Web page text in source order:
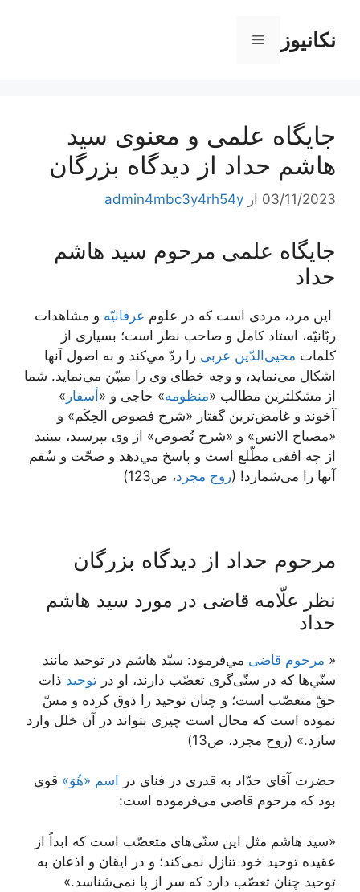
محتوانکانیوز فهرست
جایگاه علمی و معنوی سید
هاشم حداد از دیدگاه بزرگان
03/11/2023 از admin4mbc3y4rh54y
جایگاه علمی مرحوم سید هاشم
حداد
‏ اين مرد، مردى است كه در علوم عرفانيّه و مشاهدات
ربّانيّه، استاد كامل و صاحب نظر است؛ بسيارى از
كلمات محيى‌الدّين عربى را ردّ مي‌كند و به اصول آنها
اشكال می‌‏نمايد، و وجه خطاى وى را مبيّن می‌‏نمايد. شما
از مشكلترين مطالب «منظومه» حاجى و «أسفار »
آخوند و غامض‏‌ترين گفتار «شرح فصوص الحِكَم» و
«مصباح الانس» و «شرح نُصوص» از وى بپرسيد، ببينيد
از چه افقى مطّلع است و پاسخ مي‌دهد و صحّت و سُقم
آنها را می‌شمارد! (روح مجرد، ص123)
مرحوم حداد از دیدگاه بزرگان
نظر علّامه قاضی در مورد سید هاشم
حداد
« مرحوم قاضى مي‌فرمود: سيّد هاشم در توحيد مانند
سنّي‌ها كه در سنّى‌گرى تعصّب دارند، او در توحيد ذات
حقّ متعصّب است؛ و چنان توحيد را ذوق كرده و مسّ
نموده است كه محال است چيزى بتواند در آن خلل وارد
سازد.» (روح مجرد، ص13)
حضرت آقاى حدّاد به قدرى در فناى در اسم «هُوَ» قوى
بود كه مرحوم قاضى می‌فرموده است:
«سيد هاشم مثل اين سنّی‌‏هاى متعصّب است كه ابداً از
عقيده توحيد خود تنازل نمی‌‏كند؛ و در ايقان و اذعان به
توحيد چنان تعصّب دارد كه سر از پا نمی‌‏شناسد.»